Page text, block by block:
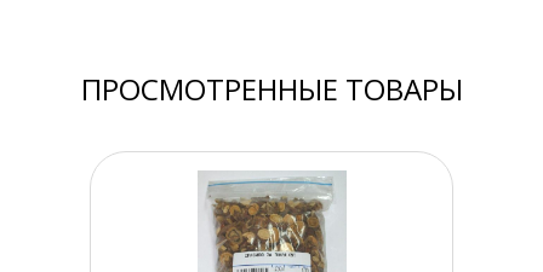
ПРОСМОТРЕННЫЕ ТОВАРЫ